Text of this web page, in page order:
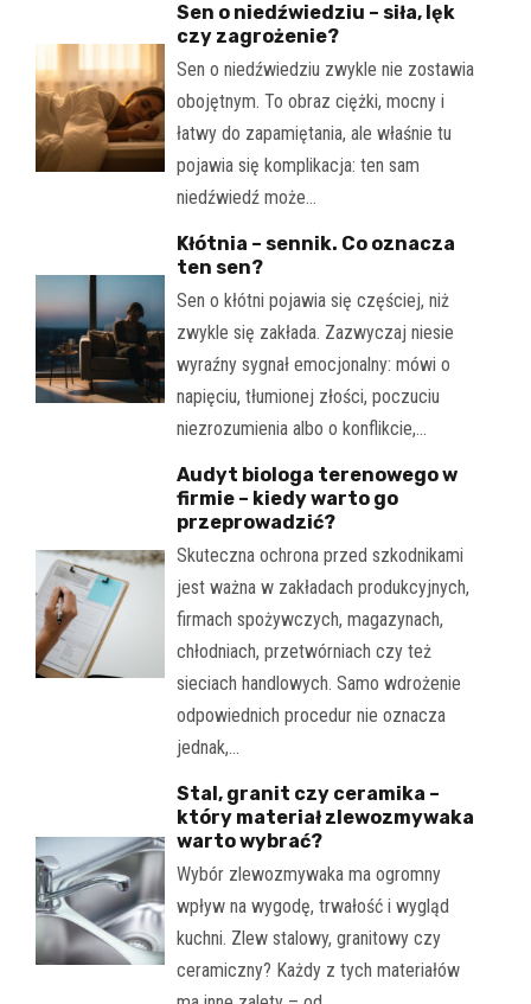
Sen o niedźwiedziu – siła, lęk
czy zagrożenie?
Sen o niedźwiedziu zwykle nie zostawia
obojętnym. To obraz ciężki, mocny i
łatwy do zapamiętania, ale właśnie tu
pojawia się komplikacja: ten sam
niedźwiedź może…
Kłótnia – sennik. Co oznacza
ten sen?
Sen o kłótni pojawia się częściej, niż
zwykle się zakłada. Zazwyczaj niesie
wyraźny sygnał emocjonalny: mówi o
napięciu, tłumionej złości, poczuciu
niezrozumienia albo o konflikcie,…
Audyt biologa terenowego w
firmie – kiedy warto go
przeprowadzić?
Skuteczna ochrona przed szkodnikami
jest ważna w zakładach produkcyjnych,
firmach spożywczych, magazynach,
chłodniach, przetwórniach czy też
sieciach handlowych. Samo wdrożenie
odpowiednich procedur nie oznacza
jednak,…
Stal, granit czy ceramika –
który materiał zlewozmywaka
warto wybrać?
Wybór zlewozmywaka ma ogromny
wpływ na wygodę, trwałość i wygląd
kuchni. Zlew stalowy, granitowy czy
ceramiczny? Każdy z tych materiałów